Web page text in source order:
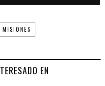
MISIONES
EN